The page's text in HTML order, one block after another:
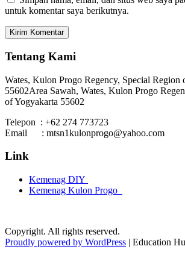
untuk komentar saya berikutnya.
Tentang Kami
Wates, Kulon Progo Regency, Special Region
55602Area Sawah, Wates, Kulon Progo
of Yogyakarta 55602
Telepon : +62 274 773723
Email : mtsn1kulonprogo@yahoo.com
Link
Kemenag DIY
Kemenag Kulon Progo
Copyright. All rights reserved.
Proudly powered by WordPress | Education